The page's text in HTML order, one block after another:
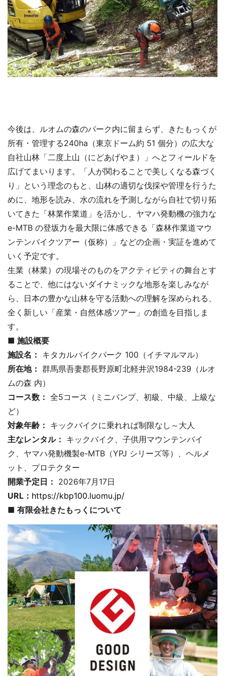
今後は、ルオムの森のパーク内に留まらず、きたもっくが
所有・管理する240ha（東京ドーム約 51 個分）の広大な
自社山林「二度上山（にどあげやま）」へとフィールドを
広げてまいります。「人が関わることで美しくなる森づく
り」という理念のもと、山林の適切な伐採や管理を行うた
めに、地形を読み、水の流れを予測しながら自社で切り拓
いてきた「林業作業道」を活かし、ヤマハ発動機の強力な
e-MTB の登坂力を最大限に体感できる「森林作業道マウ
ンテンバイクツアー（仮称）」などの企画・実証を進めて
いく予定です。
生業（林業）の現場そのものをアクティビティの舞台とす
ることで、他にはないダイナミックな地形を楽しみなが
ら、日本の豊かな山林を守る活動への理解を深められる、
全く新しい「産業・自然体感ツアー」の創造を目指しま
す。
■ 施設概要
施設名： キタカルバイクパーク 100（イチマルマル）
所在地： 群馬県吾妻郡長野原町北軽井沢1984-239（ルオ
ムの森 内）
コース数： 全5コース（ミニパンプ、初級、中級、上級な
ど）
対象年齢： キックバイクに乗れれば制限なし～大人
主なレンタル： キックバイク、子供用マウンテンバイ
ク、ヤマハ発動機製e-MTB（YPJ シリーズ等）、ヘルメ
ット、プロテクター
開業予定日： 2026年7月17日
URL： https://kbp100.luomu.jp/
■ 有限会社きたもっくについて